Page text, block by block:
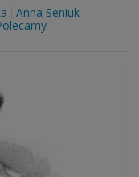
Anna Seniuk